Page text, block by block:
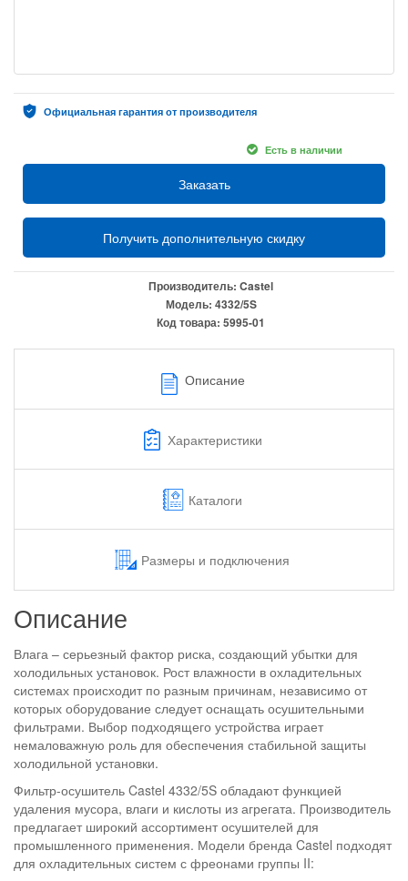
Официальная гарантия от производителя
Есть в наличии
Заказать
Получить дополнительную скидку
Производитель: Castel
Модель: 4332/5S
Код товара: 5995-01
Описание
Характеристики
Каталоги
Размеры и подключения
Описание
Влага – серьезный фактор риска, создающий убытки для
холодильных установок. Рост влажности в охладительных
системах происходит по разным причинам, независимо от
которых оборудование следует оснащать осушительными
фильтрами. Выбор подходящего устройства играет
немаловажную роль для обеспечения стабильной защиты
холодильной установки.
Фильтр-осушитель Castel 4332/5S обладают функцией
удаления мусора, влаги и кислоты из агрегата. Производитель
предлагает широкий ассортимент осушителей для
промышленного применения. Модели бренда Castel подходят
для охладительных систем с фреонами группы II: